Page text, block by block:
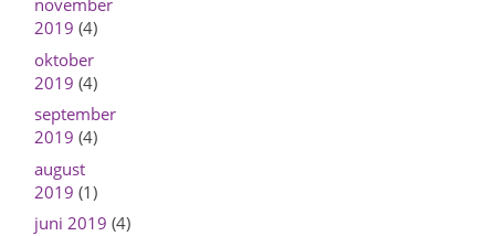
november
2019 (4)
oktober
2019 (4)
september
2019 (4)
august
2019 (1)
juni 2019 (4)